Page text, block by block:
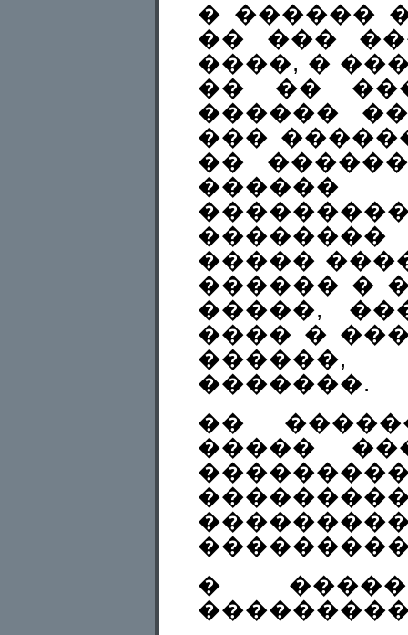
� ������
�� ���
����, �
�� ��
������
���
��
������
�����
������ �
�����,
���� �
�������.
��
�����
� �����